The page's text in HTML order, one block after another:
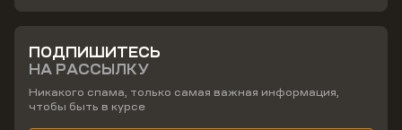
ПОДПИШИТЕСЬ
НА РАССЫЛКУ
Никакого спама, только самая важная информация,
чтобы быть в курсе